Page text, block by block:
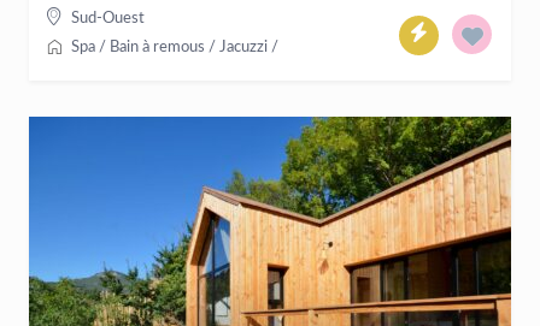
Sud-Ouest
Spa / Bain à remous / Jacuzzi /